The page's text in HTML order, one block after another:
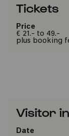
Tickets
Price
€ 21.- to 49.-
plus booking
Visitor
Date